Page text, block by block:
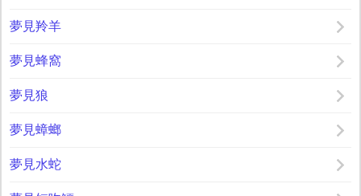
夢見羚羊
夢見蜂窩
夢見狼
夢見蟑螂
夢見水蛇